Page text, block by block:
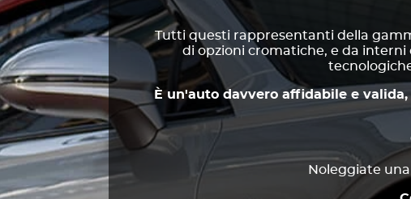
Tutti questi rappresentanti della
di opzioni cromatiche, e da
È un'auto davvero affidabile e
Noleggiate